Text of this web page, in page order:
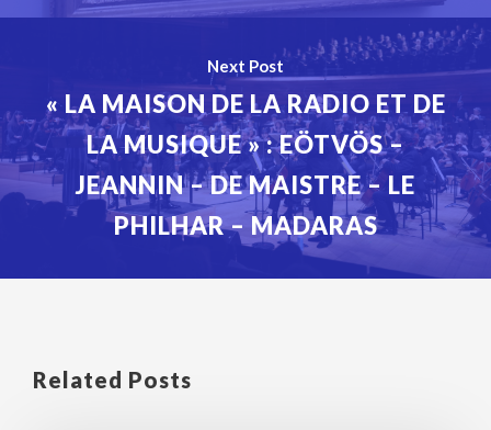
Next Post
« LA MAISON DE LA RADIO ET DE
LA MUSIQUE » : EÖTVÖS –
JEANNIN – DE MAISTRE – LE
PHILHAR – MADARAS
Related Posts